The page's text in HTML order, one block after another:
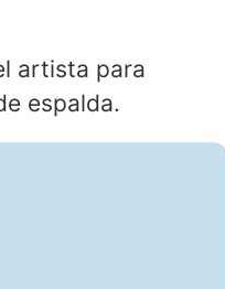
artista para
espalda.